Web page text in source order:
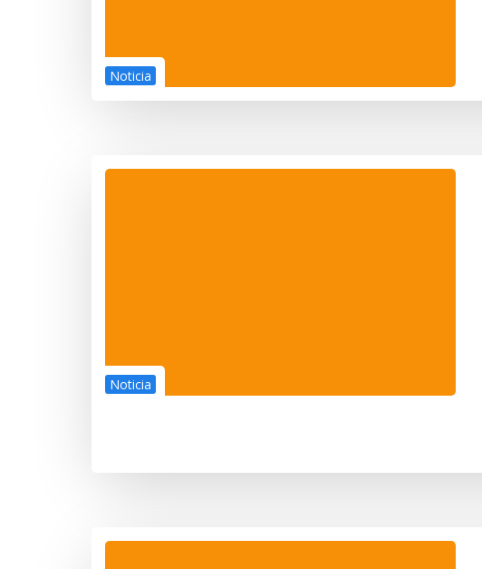
Noticia
Noticia